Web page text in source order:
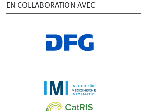
EN COLLABORATION AVEC